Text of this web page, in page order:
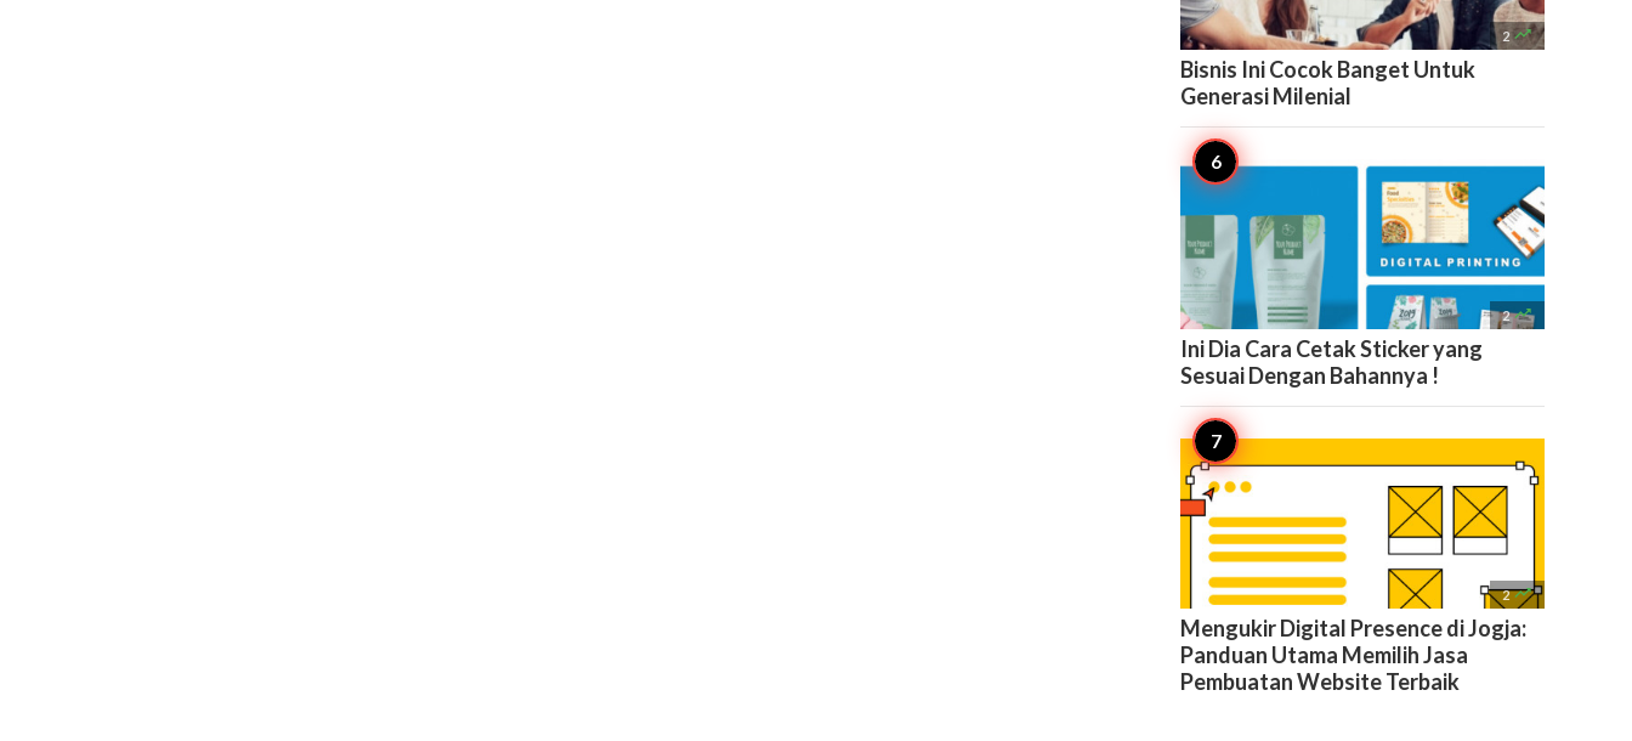
2 
Bisnis Ini Cocok Banget Untuk
Generasi Milenial
2 
Ini Dia Cara Cetak Sticker yang
Sesuai Dengan Bahannya !
2 
Mengukir Digital Presence di Jogja:
Panduan Utama Memilih Jasa
Pembuatan Website Terbaik